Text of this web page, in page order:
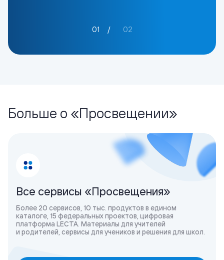
01 02
Больше о «Просвещении»
Все сервисы «Просвещения»
Более 20 сервисов, 10 тыс. продуктов в едином
каталоге, 15 федеральных проектов, цифровая
платформа LECTA. Материалы для учителей
и родителей, сервисы для учеников и решения для школ.